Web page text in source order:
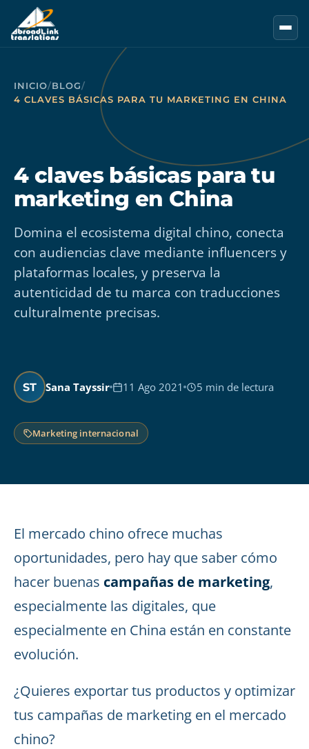
Saltar al contenido principal
INICIO/BLOG/
4 CLAVES BÁSICAS PARA TU MARKETING EN CHINA
4 claves básicas para tu
marketing en China
Domina el ecosistema digital chino, conecta
con audiencias clave mediante influencers y
plataformas locales, y preserva la
autenticidad de tu marca con traducciones
culturalmente precisas.
ST Sana Tayssir 11 Ago 2021 5 min de lectura
Marketing internacional
El mercado chino ofrece muchas
oportunidades, pero hay que saber cómo
hacer buenas campañas de marketing,
especialmente las digitales, que
especialmente en China están en constante
evolución.
¿Quieres exportar tus productos y optimizar
tus campañas de marketing en el mercado
chino?